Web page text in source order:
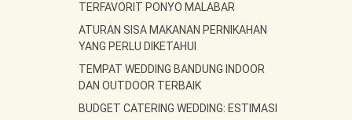
TERFAVORIT PONYO MALABAR
ATURAN SISA MAKANAN PERNIKAHAN
YANG PERLU DIKETAHUI
TEMPAT WEDDING BANDUNG INDOOR
DAN OUTDOOR TERBAIK
BUDGET CATERING WEDDING: ESTIMASI